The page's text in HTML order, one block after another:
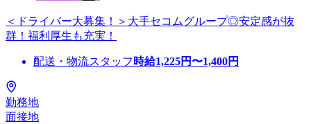
＜ドライバー大募集！＞大手セコムグループ◎安定感が抜
群！福利厚生も充実！
配送・物流スタッフ 時給1,225円〜1,400円
勤務地
面接地